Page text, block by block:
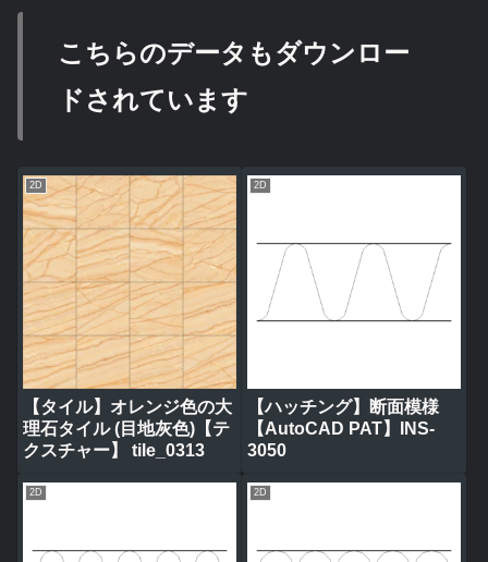
こちらのデータもダウンロー
ドされています
2D
【タイル】オレンジ色の大
理石タイル (目地灰色)【テ
クスチャー】 tile_0313
2D
【ハッチング】断面模様
【AutoCAD PAT】INS-
3050
2D 2D